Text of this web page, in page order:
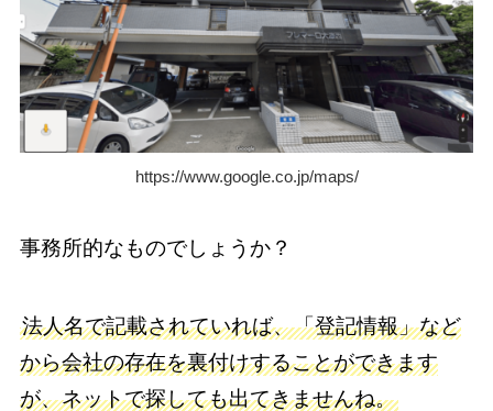
https://www.google.co.jp/maps/
事務所的なものでしょうか？
法人名で記載されていれば、「登記情報」など
から会社の存在を裏付けすることができます
が、ネットで探しても出てきませんね。